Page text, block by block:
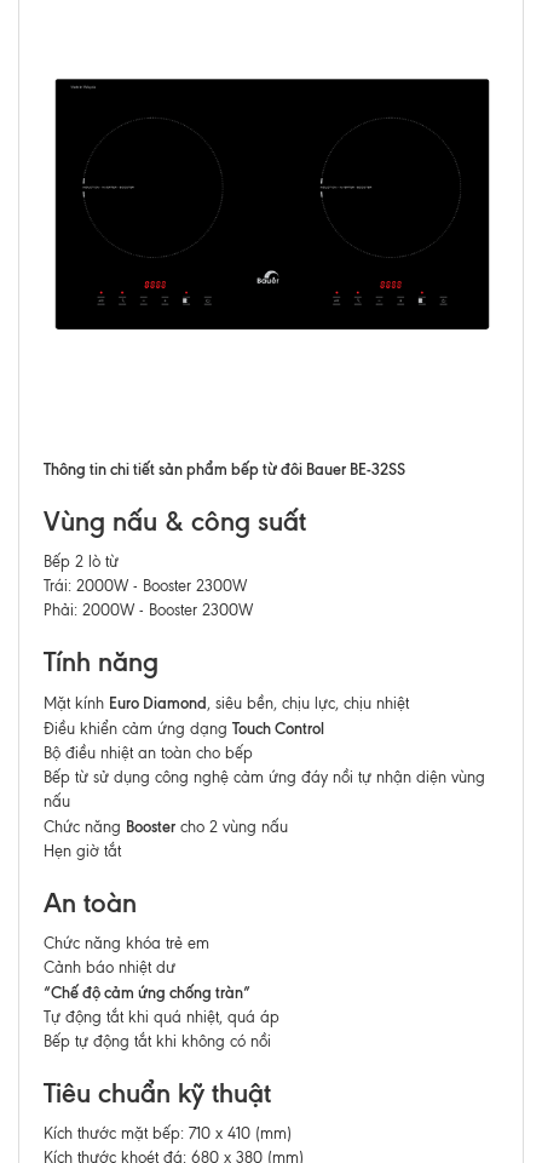
Thông tin chi tiết sản phẩm bếp từ đôi Bauer BE-32SS
Vùng nấu & công suất
Bếp 2 lò từ
Trái: 2000W - Booster 2300W
Phải: 2000W - Booster 2300W
Tính năng
Mặt kính Euro Diamond, siêu bền, chịu lực, chịu nhiệt
Ðiều khiển cảm ứng dạng Touch Control
Bộ điều nhiệt an toàn cho bếp
Bếp từ sử dụng công nghệ cảm ứng đáy nồi tự nhận diện vùng
nấu
Chức năng Booster cho 2 vùng nấu
Hẹn giờ tắt
An toàn
Chức năng khóa trẻ em
Cảnh báo nhiệt dư
“Chế độ cảm ứng chống tràn”
Tự động tắt khi quá nhiệt, quá áp
Bếp tự động tắt khi không có nồi
Tiêu chuẩn kỹ thuật
Kích thước mặt bếp: 710 x 410 (mm)
Kích thước khoét đá: 680 x 380 (mm)